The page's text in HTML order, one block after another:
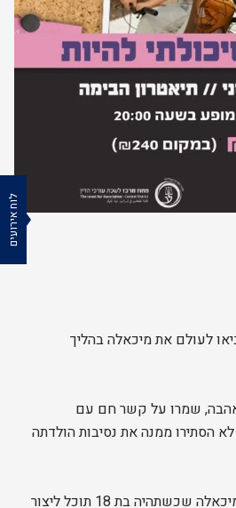
הביאו לעולם את מיכאלה בהליך
שמרו על קשר חם עם
הסתירו ממנה את נסיבות הולדתה
למעשה, הם תמיד אמרו למיכאלה שכשתהיה בת 18 תוכל ליצור
לוח אירועים